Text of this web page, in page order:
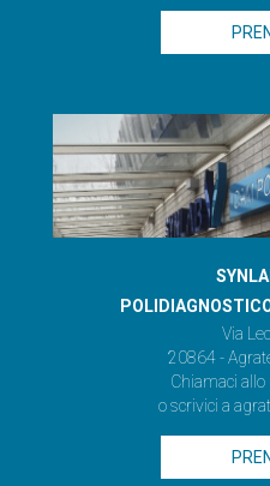
Via
20864 -
Chiamaci allo
o scrivici a